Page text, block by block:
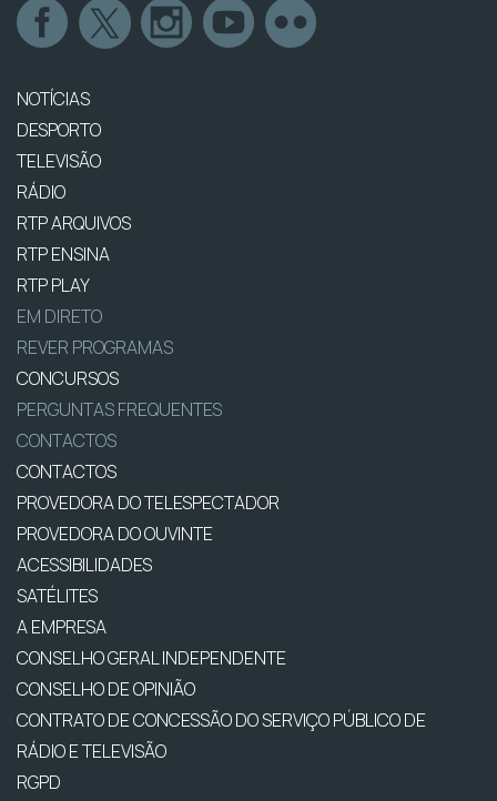
NOTÍCIAS
DESPORTO
TELEVISÃO
RÁDIO
RTP ARQUIVOS
RTP ENSINA
RTP PLAY
EM DIRETO
REVER PROGRAMAS
CONCURSOS
PERGUNTAS FREQUENTES
CONTACTOS
CONTACTOS
PROVEDORA DO TELESPECTADOR
PROVEDORA DO OUVINTE
ACESSIBILIDADES
SATÉLITES
A EMPRESA
CONSELHO GERAL INDEPENDENTE
CONSELHO DE OPINIÃO
CONTRATO DE CONCESSÃO DO SERVIÇO PÚBLICO DE
RÁDIO E TELEVISÃO
RGPD